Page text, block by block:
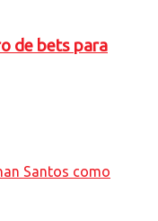
de bets para